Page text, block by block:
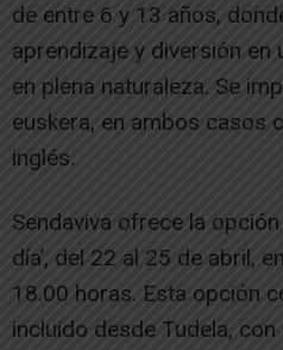
de entre 6 y 13 años,
aprendizaje y diversión en
en plena naturaleza. Se
euskera, en ambos casos
inglés.
Sendaviva ofrece la
día’, del 22 al 25 de abril,
18.00 horas. Esta opción
incluido desde Tudela,